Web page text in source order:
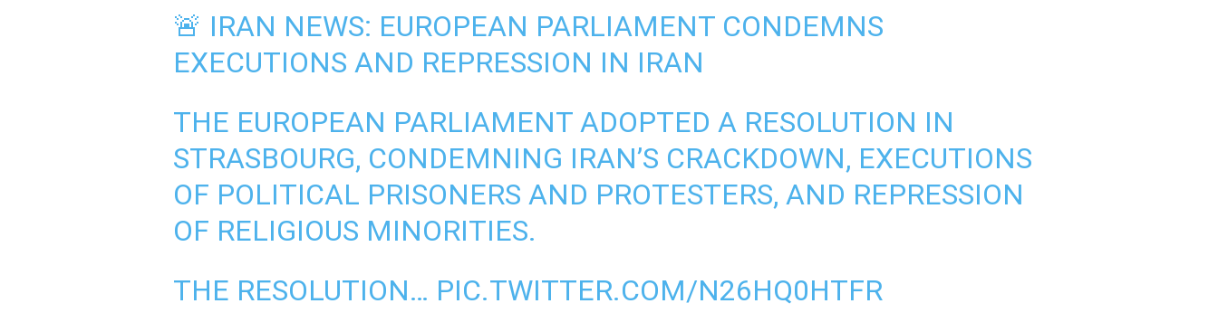
🚨 IRAN NEWS: EUROPEAN PARLIAMENT CONDEMNS
EXECUTIONS AND REPRESSION IN IRAN
THE EUROPEAN PARLIAMENT ADOPTED A RESOLUTION IN
STRASBOURG, CONDEMNING IRAN’S CRACKDOWN, EXECUTIONS
OF POLITICAL PRISONERS AND PROTESTERS, AND REPRESSION
OF RELIGIOUS MINORITIES.
THE RESOLUTION… PIC.TWITTER.COM/N26HQ0HTFR